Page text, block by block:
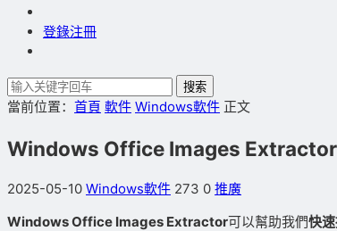
登錄注冊
搜索
當前位置： 首頁 軟件 Windows軟件 正文
Windows Office Images Extractor
2025-05-10 Windows軟件 273 0 推廣
Windows Office Images Extractor可以幫助我們快